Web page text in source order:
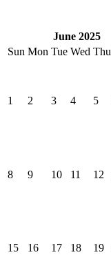
June 2025
Sun Mon Tue Wed Thu
1 2 3 4 5
8 9 10 11 12
15 16 17 18 19